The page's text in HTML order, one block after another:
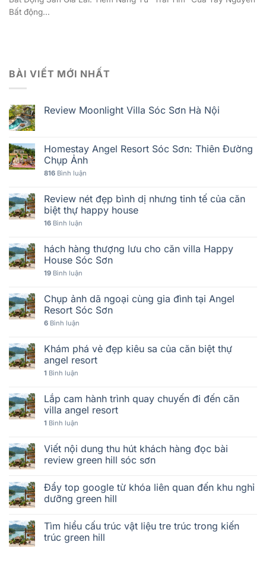
Bất động...
BÀI VIẾT MỚI NHẤT
Review Moonlight Villa Sóc Sơn Hà Nội
Homestay Angel Resort Sóc Sơn: Thiên Đường
Chụp Ảnh
816 Bình luận
Review nét đẹp bình dị nhưng tinh tế của căn
biệt thự happy house
16 Bình luận
hách hàng thượng lưu cho căn villa Happy
House Sóc Sơn
19 Bình luận
Chụp ảnh dã ngoại cùng gia đình tại Angel
Resort Sóc Sơn
6 Bình luận
Khám phá vẻ đẹp kiêu sa của căn biệt thự
angel resort
1 Bình luận
Lắp cam hành trình quay chuyến đi đến căn
villa angel resort
1 Bình luận
Viết nội dung thu hút khách hàng đọc bài
review green hill sóc sơn
Đẩy top google từ khóa liên quan đến khu nghỉ
dưỡng green hill
Tìm hiểu cấu trúc vật liệu tre trúc trong kiến
trúc green hill